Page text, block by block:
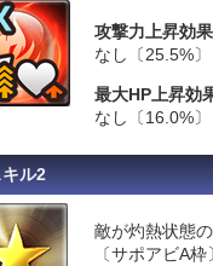
攻撃力上昇効
なし〔25.5%〕
最大HP上昇効
なし〔16.0%〕
ル2
敵が灼熱状態
〔サポアビA枠〕